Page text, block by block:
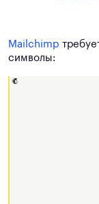
Mailchimp
символы: